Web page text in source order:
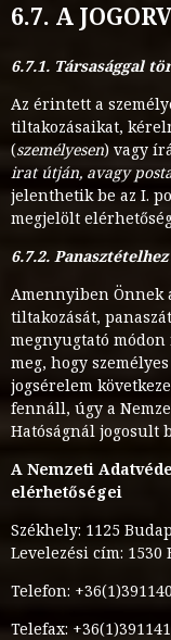
6.7. A
6.7.1. Társasággal
Az érintett a
tiltakozásaikat,
(személyesen) vagy
irat útján, avagy
jelenthetik be az I.
megjelölt
6.7.2.
Amennyiben Önnek
tiltakozását,
megnyugtató
meg, hogy
jogsérelem
fennáll, úgy a
Hatóságnál jogosult
A Nemzeti
elérhetőségei
Székhely: 1125
Levelezési cím: 1530
Telefon:
Telefax: